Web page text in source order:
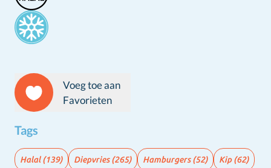
Voeg toe aan
Favorieten
Tags
Halal(139) Diepvries(265) Hamburgers(52) Kip(62)